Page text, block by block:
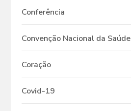
Conferência
Convenção Nacional da Saúde
Coração
Covid-19